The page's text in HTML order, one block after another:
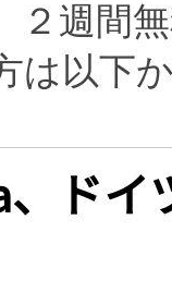
２週間
は以下
ドイ